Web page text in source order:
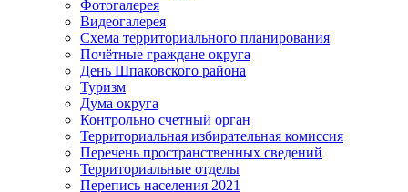
Фотогалерея
Видеогалерея
Схема территориального планирования
Почётные граждане округа
День Шпаковского района
Туризм
Дума округа
Контрольно счетный орган
Территориальная избирательная комиссия
Перечень пространственных сведений
Территориальные отделы
Перепись населения 2021